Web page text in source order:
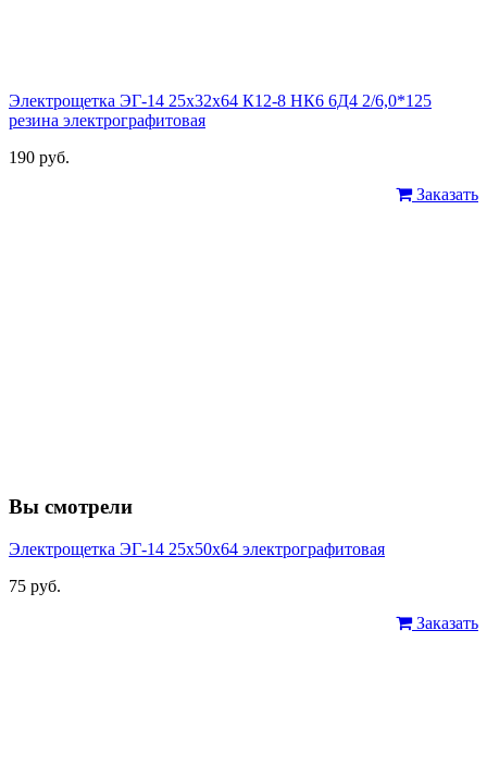
Электрощетка ЭГ-14 25х32х64 К12-8 НК6 6Д4 2/6,0*125
резина электрографитовая
190 руб.
Заказать
Вы смотрели
Электрощетка ЭГ-14 25х50х64 электрографитовая
75 руб.
Заказать